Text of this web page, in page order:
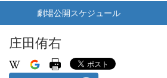
劇場公開スケジュール
庄田侑右